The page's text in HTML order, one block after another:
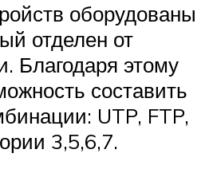
оборудованы
отделен от
Благодаря этому
составить
UTP, FTP,
3,5,6,7.